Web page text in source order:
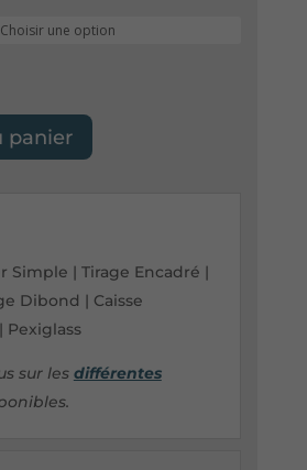
panier
Simple | Tirage Encadré |
Dibond | Caisse
Pexiglass
sur les différentes